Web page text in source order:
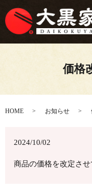
価格
HOME お知らせ
2024/10/02
商品の価格を改定さ